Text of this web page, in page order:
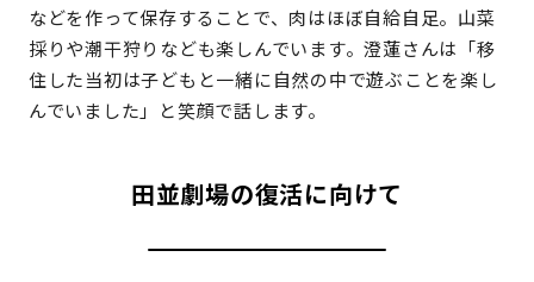
などを作って保存することで、肉はほぼ自給自足。山菜
採りや潮干狩りなども楽しんでいます。澄蓮さんは「移
住した当初は子どもと一緒に自然の中で遊ぶことを楽し
んでいました」と笑顔で話します。
田並劇場の復活に向けて